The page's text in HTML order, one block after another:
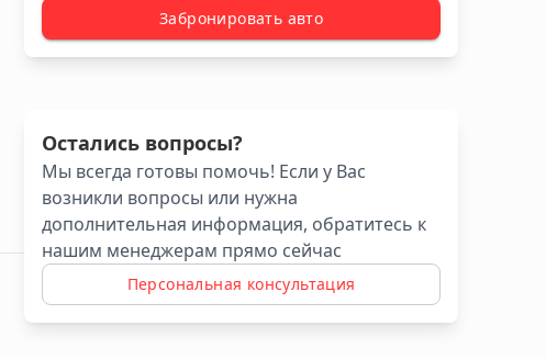
Забронировать авто
Остались вопросы?
Мы всегда готовы помочь! Если у Вас
возникли вопросы или нужна
дополнительная информация, обратитесь к
нашим менеджерам прямо сейчас
Персональная консультация